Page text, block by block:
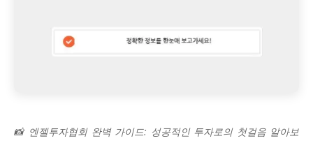
📸 엔젤투자협회 완벽 가이드: 성공적인 투자로의 첫걸음 알아보